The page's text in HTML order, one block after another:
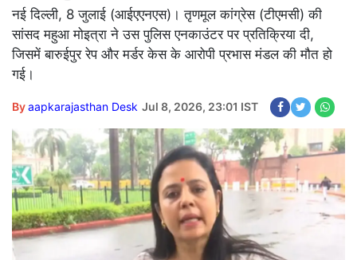
नई दिल्ली, 8 जुलाई (आईएएनएस)। तृणमूल कांग्रेस (टीएमसी) की
सांसद महुआ मोइत्रा ने उस पुलिस एनकाउंटर पर प्रतिक्रिया दी,
जिसमें बारुईपुर रेप और मर्डर केस के आरोपी प्रभास मंडल की मौत हो
गई।
Byaapkarajasthan Desk Jul 8, 2026, 23:01 IST